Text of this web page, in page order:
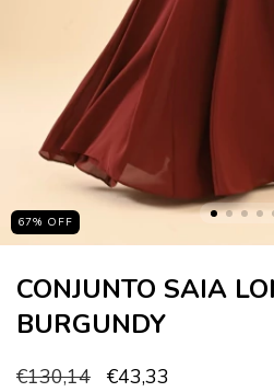
67% OFF
CONJUNTO SAIA
BURGUNDY
€130,14 €43,33